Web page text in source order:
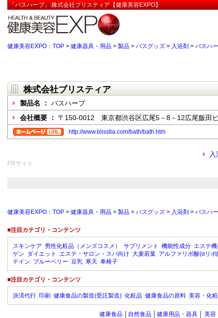
「バスハーブ」:株式会社ブリスティア【健康美容EXPO】
健康美容EXPO：TOP > 健康器具・用品 > 製品 > バスグッズ > 入浴剤 > バスハ
株式会社ブリスティア
製品名 ： バスハーブ
会社概要 ： 〒150-0012 東京都渋谷区広尾5－8－12広尾飯田
http://www.blisstia.com/bath/bath.htm
PRサイト
健康美容EXPO：TOP > 健康器具・用品 > 製品 > バスグッズ > 入浴剤 > バスハ
■注目カテゴリ・コンテンツ
スキンケア 男性化粧品（メンズコスメ） サプリメント 機能性成分 エステ
ゲン ダイエット エステ・サロン・スパ向け 大麦若葉 アルファリポ酸(αリポ
テイン ブルーベリー 豆乳 寒天 車椅子
■注目カテゴリ・コンテンツ
決済代行 印刷 健康食品の製造(受託製造) 化粧品 健康食品の原料 美容・化
健康食品 自然食品 健康用品・器具 美容